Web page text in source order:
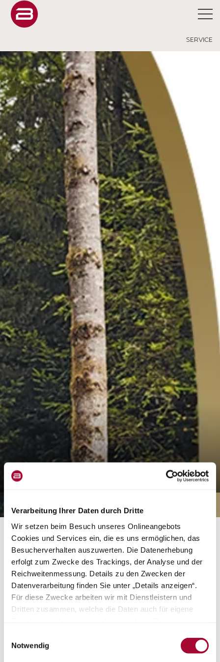
Verarbeitung Ihrer Daten durch Dritte
Wir setzen beim Besuch unseres Onlineangebots
Cookies und Services ein, die es uns ermöglichen, das
Besucherverhalten auszuwerten. Die Datenerhebung
erfolgt zum Zwecke des Trackings, der Analyse und der
Reichweitenmessung. Details zu den Zwecken der
Datenverarbeitung finden Sie unter „Details anzeigen“.
Für diese Zwecke arbeiten wir mit Dienstleistern und
Dritten zusammen, welche die Daten auch für eigene
„Cookies und Services zulassen“ oder durch Auswählen
einzelner Cookies und Services in der Detailansicht
Notwendig
SERVICE
NEWS & STORIES
NEWS
BÜRSTNER COPA C 500
V710 BELEGT 2. PLATZ BEI
„DAS GOLDENE
REISEMOBIL“
bei der diesjährigen Wahl zu „DAS GOLDENE REISEMOBIL“ belegt
hat! Die Leser von AUTO BILD REISEMOBIL haben in diesem Jahr